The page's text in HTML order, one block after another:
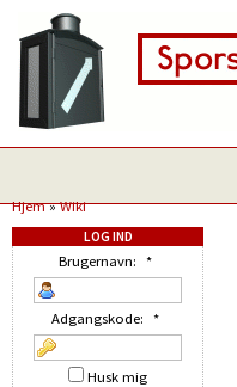
Hjem»Wiki
LOG IND
Brugernavn: *
Adgangskode: *
Husk mig